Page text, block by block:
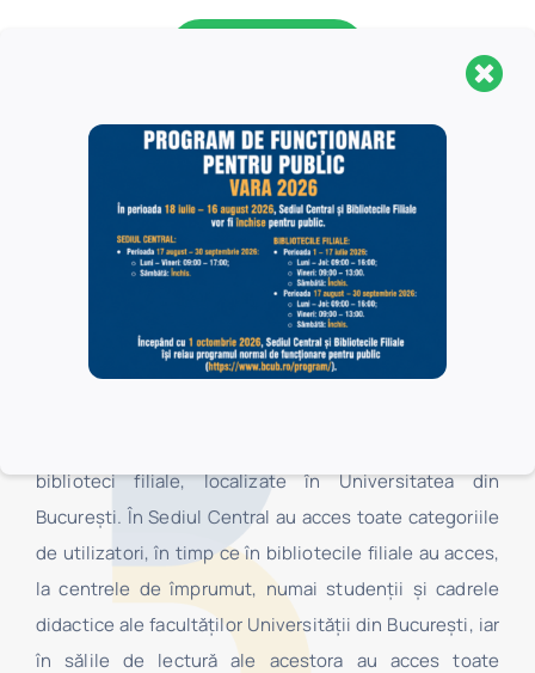
Biblioteca Centrală Universitară „Carol I” este o
biblioteci filiale, localizate în Universitatea din
Bucureşti. În Sediul Central au acces toate categoriile
de utilizatori, în timp ce în bibliotecile filiale au acces,
la centrele de împrumut, numai studenţii şi cadrele
didactice ale facultăților Universității din București, iar
în sălile de lectură ale acestora au acces toate